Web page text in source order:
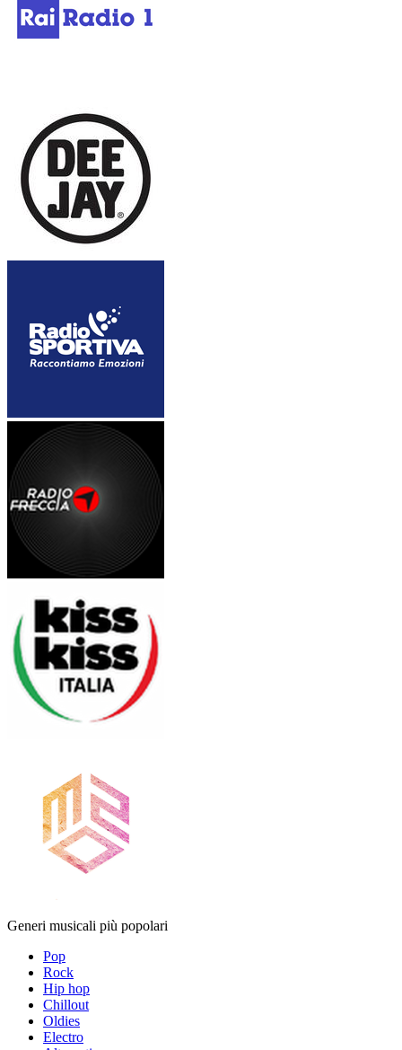
Generi musicali più popolari
Pop
Rock
Hip hop
Chillout
Oldies
Electro